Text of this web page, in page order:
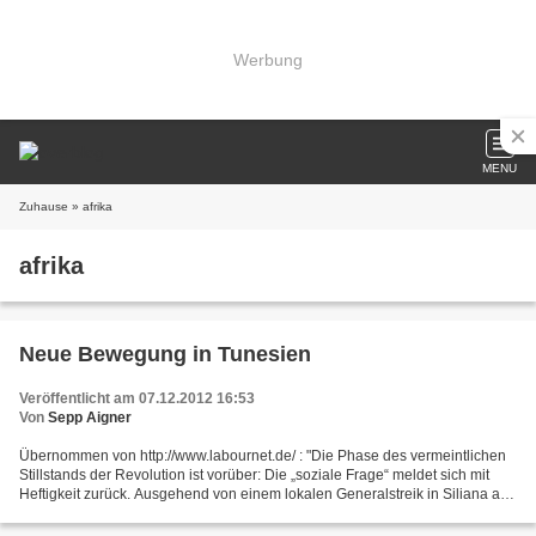
Werbung
MENU
Zuhause » afrika
afrika
Neue Bewegung in Tunesien
Veröffentlicht am 07.12.2012 16:53
Von Sepp Aigner
Übernommen von http://www.labournet.de/ : "Die Phase des vermeintlichen
Stillstands der Revolution ist vorüber: Die „soziale Frage“ meldet sich mit
Heftigkeit zurück. Ausgehend von einem lokalen Generalstreik in Siliana am